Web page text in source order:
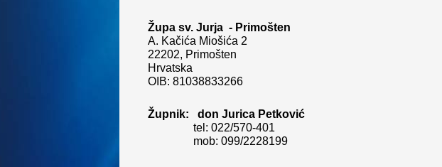
Župa sv. Jurja - Primošten
A. Kačića Miošića 2
22202, Primošten
Hrvatska
OIB: 81038833266
Župnik: don Jurica Petković
tel: 022/570-401
mob: 099/2228199